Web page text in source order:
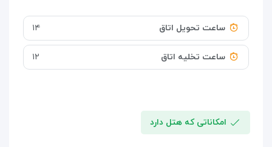
ساعت تحویل اتاق ۱۴
ساعت تخلیه اتاق ۱۲
امکاناتی که هتل دارد